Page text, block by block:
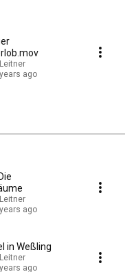
ago
ago
in Weßling
ago